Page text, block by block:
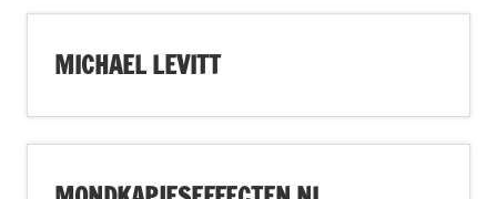
MICHAEL LEVITT